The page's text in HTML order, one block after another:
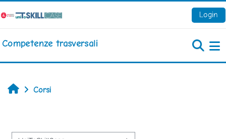
Vai al contenuto principale
Login
Competenze trasversali
Home
Corsi